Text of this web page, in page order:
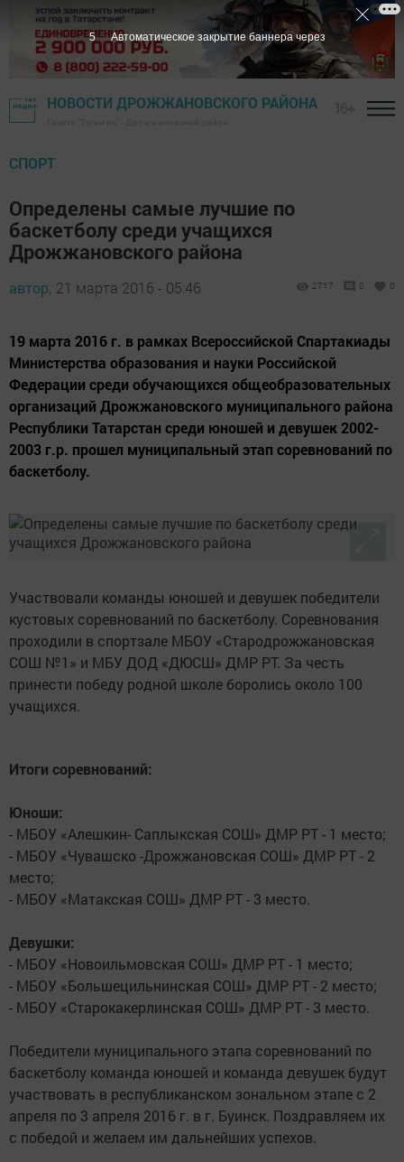
НОВОСТИ ДРОЖЖАНОВСКОГО РАЙОНА
СПОРТ
Определены самые лучшие по
баскетболу среди учащихся
Дрожжановского района
автор, 21 марта 2016 - 05:46 2717 0 0
19 марта 2016 г. в рамках Всероссийской Спартакиады
Министерства образования и науки Российской
Федерации среди обучающихся общеобразовательных
организаций Дрожжановского муниципального района
Республики Татарстан среди юношей и девушек 2002-
2003 г.р. прошел муниципальный этап соревнований по
баскетболу.
Участвовали команды юношей и девушек победители
кустовых соревнований по баскетболу. Соревнования
проходили в спортзале МБОУ «Стародрожжановская
СОШ №1» и МБУ ДОД «ДЮСШ» ДМР РТ. За честь
принести победу родной школе боролись около 100
учащихся.
Итоги соревнований:
Юноши:
- МБОУ «Алешкин- Саплыкская СОШ» ДМР РТ - 1 место;
- МБОУ «Чувашско -Дрожжановская СОШ» ДМР РТ - 2
место;
- МБОУ «Матакская СОШ» ДМР РТ - 3 место.
Девушки:
- МБОУ «Новоильмовская СОШ» ДМР РТ - 1 место;
- МБОУ «Большецильнинская СОШ» ДМР РТ - 2 место;
- МБОУ «Старокакерлинская СОШ» ДМР РТ - 3 место.
Победители муниципального этапа соревнований по
баскетболу команда юношей и команда девушек будут
участвовать в республиканском зональном этапе с 2
апреля по 3 апреля 2016 г. в г. Буинск. Поздравляем их
с победой и желаем им дальнейших успехов.
4 Автоматическое закрытие баннера через